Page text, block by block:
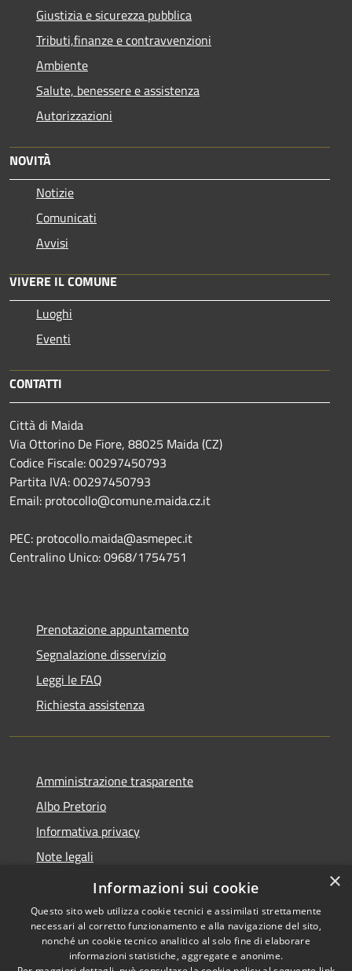
Giustizia e sicurezza pubblica
Tributi,finanze e contravvenzioni
Ambiente
Salute, benessere e assistenza
Autorizzazioni
NOVITÀ
Notizie
Comunicati
Avvisi
VIVERE IL COMUNE
Luoghi
Eventi
CONTATTI
Città di Maida
Via Ottorino De Fiore, 88025 Maida (CZ)
Codice Fiscale: 00297450793
Partita IVA: 00297450793
Email: protocollo@comune.maida.cz.it
PEC: protocollo.maida@asmepec.it
Centralino Unico: 0968/1754751
Prenotazione appuntamento
Segnalazione disservizio
Leggi le FAQ
Richiesta assistenza
Amministrazione trasparente
Albo Pretorio
Informativa privacy
Note legali
Dichiarazione di accessibilità
Copyright © 2026 • Città di
×
Informazioni sui cookie
Questo sito web utilizza cookie tecnici e assimilati strettamente
necessari al corretto funzionamento e alla navigazione del sito,
nonché un cookie tecnico analitico al solo fine di elaborare
informazioni statistiche, aggregate e anonime.